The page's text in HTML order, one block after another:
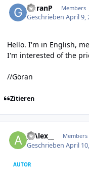
GoranP Members
GeschriebenApril 9,
Hello. I'm in English,
I'm interested of the
//Göran
Zitieren
__Alex__ Members
GeschriebenApril
AUTOR